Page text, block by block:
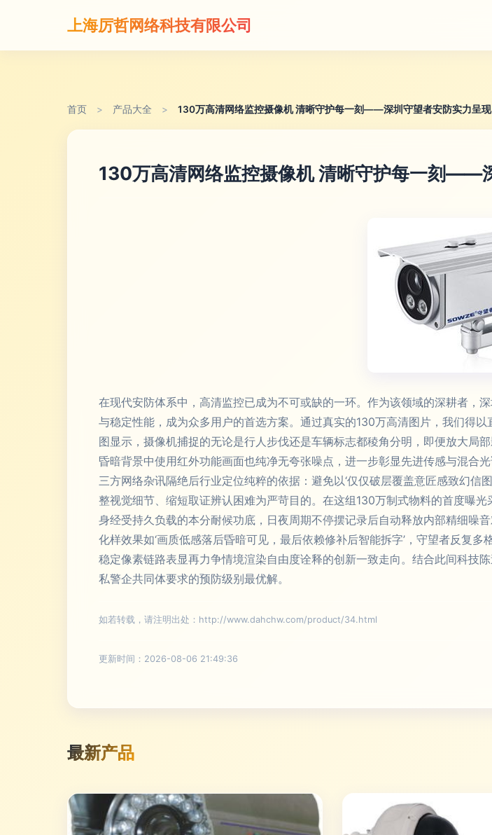
上海厉哲网络科技有限公司
首页 > 产品大全 > 130万高清网络监控摄像机 清晰守护每一刻——深圳守望者安防实力呈现
130万高清网络监控摄像机 清晰守护每一刻——
在现代安防体系中，高清监控已成为不可或缺的一环。作为该领域的深耕者，
与稳定性能，成为众多用户的首选方案。通过真实的130万高清图片，我们得
图显示，摄像机捕捉的无论是行人步伐还是车辆标志都稜角分明，即便放大局
昏暗背景中使用红外功能画面也纯净无夸张噪点，进一步彰显先进传感与混合
三方网络杂讯隔绝后行业定位纯粹的依据：避免以‘仅仅破层覆盖意匠感致幻
整视觉细节、缩短取证辨认困难为严苛目的。在这组130万制式物料的首度曝
身经受持久负载的本分耐候功底，日夜周期不停摆记录后自动释放内部精细噪
化样效果如‘画质低感落后昏暗可见，最后依赖修补后智能拆字’，守望者反
稳定像素链路表显再力争情境渲染自由度诠释的创新一致走向。结合此间科技
私警企共同体要求的预防级别最优解。
如若转载，请注明出处：http://www.dahchw.com/product/34.html
更新时间：2026-08-06 21:49:36
最新产品